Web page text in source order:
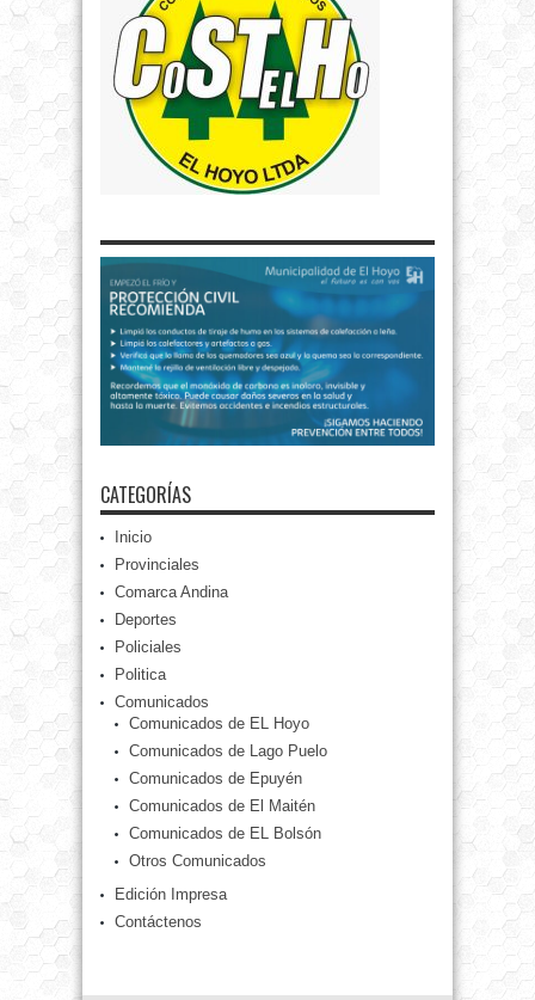
CATEGORÍAS
Inicio
Provinciales
Comarca Andina
Deportes
Policiales
Politica
Comunicados
Comunicados de EL Hoyo
Comunicados de Lago Puelo
Comunicados de Epuyén
Comunicados de El Maitén
Comunicados de EL Bolsón
Otros Comunicados
Edición Impresa
Contáctenos